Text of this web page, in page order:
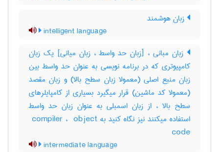
زبان هوشمند
intelligent language
زبان مبانی ، [زبان حد واسط ، زبان میانی] یک زبان
کامپیوتری که در برنامه نویسی به عنوان حد واسط بین
زبان منبع اصلی (معمولا زبان سطح بالا) و زبان مقصد
(معمولا کد ماشین) قرار میگیرد بسیاری از کامپایلرهای
سطح بالا ، از زبان اسمبلی به عنوان زبان حد واسط
استفاده میکنند نیز نگاه کنید به ‎ compiler ، ‎ object
code
intermediate language